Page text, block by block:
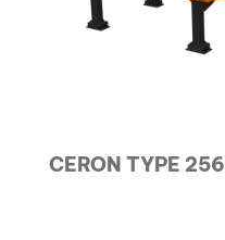
CERON TYPE 256